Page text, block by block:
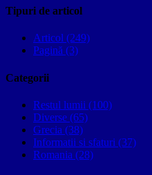
Tipuri de articol
Articol (249)
Pagină (3)
Categorii
Restul lumii (100)
Diverse (65)
Grecia (38)
Informatii si sfaturi (37)
Romania (28)